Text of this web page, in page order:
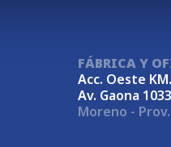
FÁBRICA Y
Acc. Oeste
Av. Gaona
Moreno -